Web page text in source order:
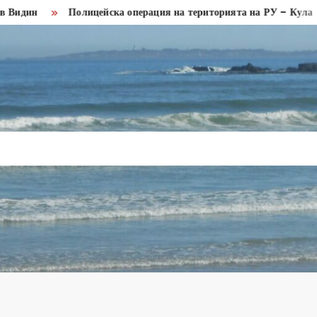
Полицейска операция на територията на РУ – Кула